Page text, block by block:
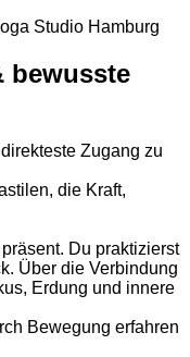
bewusste
Zugang zu
die Kraft,
Du praktizierst
Über die Verbindung
Erdung und innere
Bewegung erfahren